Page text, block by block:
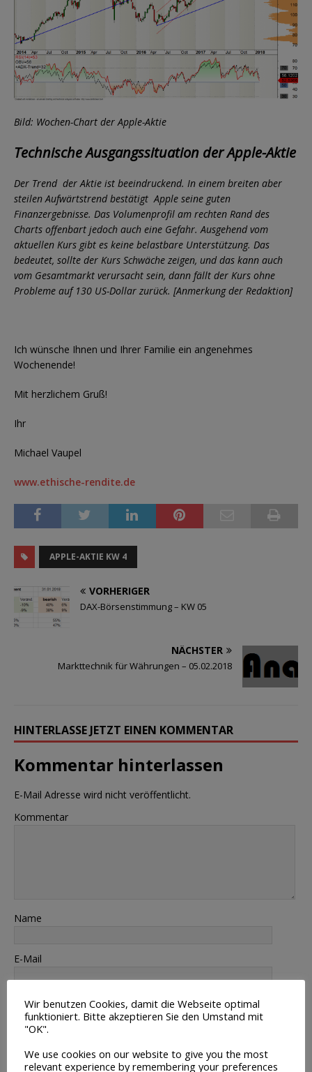
Bild: Wochen-Chart der Apple-Aktie
Technische Ausgangssituation der Apple-Aktie
Der Trend der Aktie ist beeindruckend. In einem breiten aber
steilen Aufwärtstrend bestätigt Apple seine guten
Finanzergebnisse. Das Volumenprofil am rechten Rand des
Charts offenbart jedoch auch eine Gefahr. Ausgehend vom
aktuellen Kurs gibt es keine belastbare Unterstützung. Das
bedeutet, sollte der Kurs Schwäche zeigen, und das kann auch
vom Gesamtmarkt verursacht sein, dann fällt der Kurs ohne
Probleme auf 130 US-Dollar zurück. [Anmerkung der Redaktion]
Ich wünsche Ihnen und Ihrer Familie ein angenehmes
Wochenende!
Mit herzlichem Gruß!
Ihr
Michael Vaupel
www.ethische-rendite.de
APPLE-AKTIE KW 4
VORHERIGER
DAX-Börsenstimmung – KW 05
NÄCHSTER
Markttechnik für Währungen – 05.02.2018
HINTERLASSE JETZT EINEN KOMMENTAR
Kommentar hinterlassen
E-Mail Adresse wird nicht veröffentlicht.
Kommentar
Name
E-Mail
Webseite
speichern, bis ich wieder kommentiere.
Wir benutzen Cookies, damit die Webseite optimal
funktioniert. Bitte akzeptieren Sie den Umstand mit
"OK".
We use cookies on our website to give you the most
relevant experience by remembering your preferences